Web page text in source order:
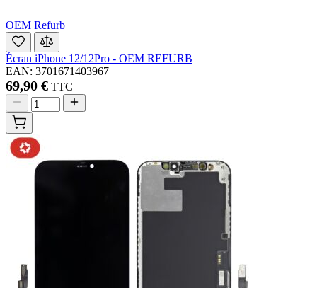
OEM Refurb
Écran iPhone 12/12Pro - OEM REFURB
EAN: 3701671403967
69,90 € TTC